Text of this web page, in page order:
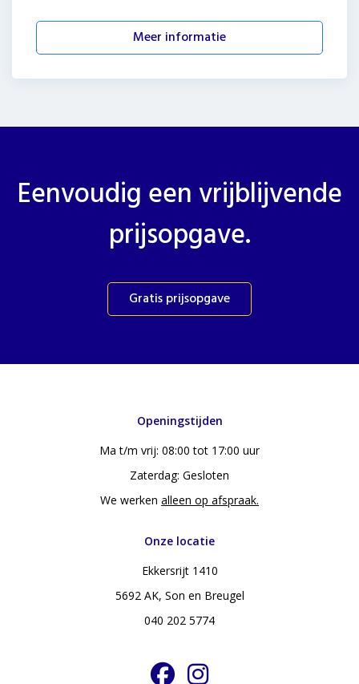
Meer informatie
Eenvoudig een vrijblijvende
prijsopgave.
Gratis prijsopgave
Openingstijden
Ma t/m vrij: 08:00 tot 17:00 uur
Zaterdag: Gesloten
We werken alleen op afspraak.
Onze locatie
Ekkersrijt 1410
5692 AK, Son en Breugel
040 202 5774